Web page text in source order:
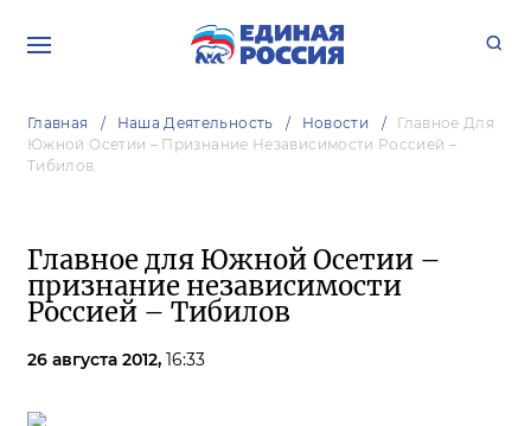
Главная Наша Деятельность Новости
Главное Для
Южной Осетии – Признание Независимости Россией –
Тибилов
Главное для Южной Осетии –
признание независимости
Россией – Тибилов
26 августа 2012, 16:33